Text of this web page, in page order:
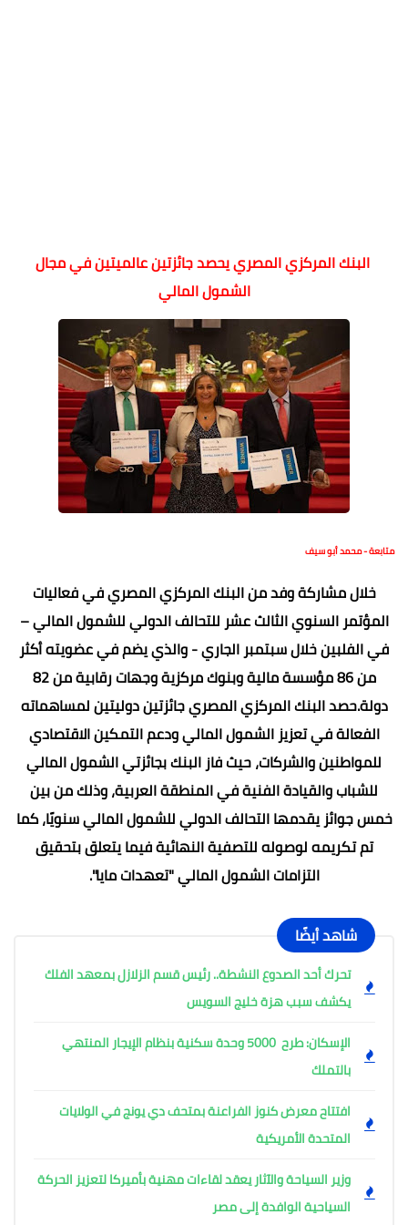
البنك المركزي المصري يحصد جائزتين عالميتين في مجال
الشمول المالي
متابعة - محمد أبو سيف
خلال مشاركة وفد من البنك المركزي المصري في فعاليات
المؤتمر السنوي الثالث عشر للتحالف الدولي للشمول المالي –
في الفلبين خلال سبتمبر الجاري - والذي يضم في عضويته أكثر
من 86 مؤسسة مالية وبنوك مركزية وجهات رقابية من 82
دولة.حصد البنك المركزي المصري جائزتين دوليتين لمساهماته
الفعالة في تعزيز الشمول المالي ودعم التمكين الاقتصادي
للمواطنين والشركات، حيث فاز البنك بجائزتي الشمول المالي
للشباب والقيادة الفنية في المنطقة العربية، وذلك من بين
خمس جوائز يقدمها التحالف الدولي للشمول المالي سنويًا، كما
تم تكريمه لوصوله للتصفية النهائية فيما يتعلق بتحقيق
التزامات الشمول المالي "تعهدات مايا".
شاهد أيضًا
تحرك أحد الصدوع النشطة.. رئيس قسم الزلازل بمعهد الفلك
يكشف سبب هزة خليج السويس
الإسكان: طرح 5000 وحدة سكنية بنظام الإيجار المنتهي
بالتملك
افتتاح معرض كنوز الفراعنة بمتحف دي يونج في الولايات
المتحدة الأمريكية
وزير السياحة والآثار يعقد لقاءات مهنية بأميركا لتعزيز الحركة
السياحية الوافدة إلى مصر